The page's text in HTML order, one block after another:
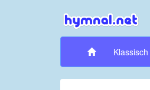
Klassisch